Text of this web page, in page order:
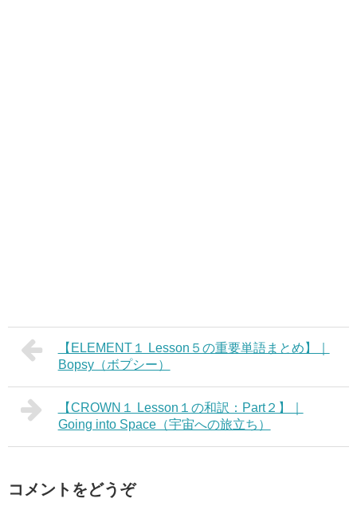
【ELEMENT１ Lesson５の重要単語まとめ】｜
Bopsy（ボプシー）
【CROWN１ Lesson１の和訳：Part２】｜
Going into Space（宇宙への旅立ち）
コメントをどうぞ